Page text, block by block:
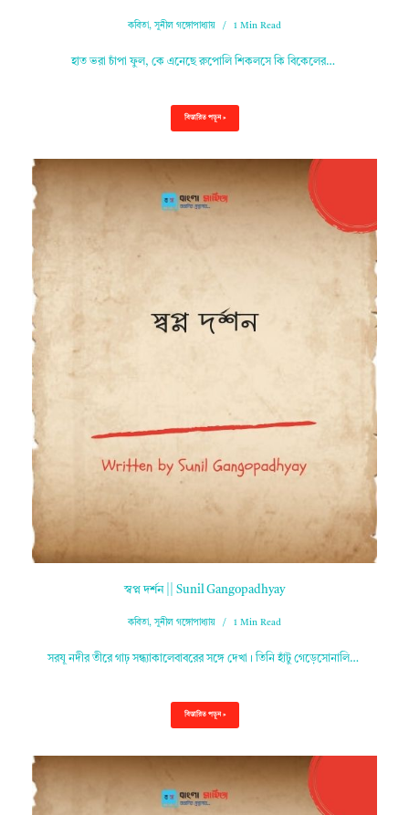
কবিতা,সুনীল গঙ্গোপাধ্যায় 1 Min Read
হাত ভরা চাঁপা ফুল, কে এনেছে রুপোলি শিকলসে কি বিকেলের…
বিস্তারিত পড়ুন »
স্বপ্ন দর্শন || Sunil Gangopadhyay
কবিতা,সুনীল গঙ্গোপাধ্যায় 1 Min Read
সরযূ নদীর তীরে গাঢ় সন্ধ্যাকালেবাবরের সঙ্গে দেখা। তিনি হাঁটু গেড়েসোনালি…
বিস্তারিত পড়ুন »